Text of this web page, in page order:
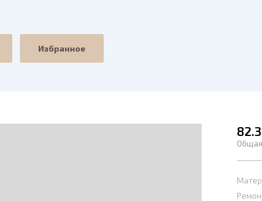
Избранное
82.3
Общая